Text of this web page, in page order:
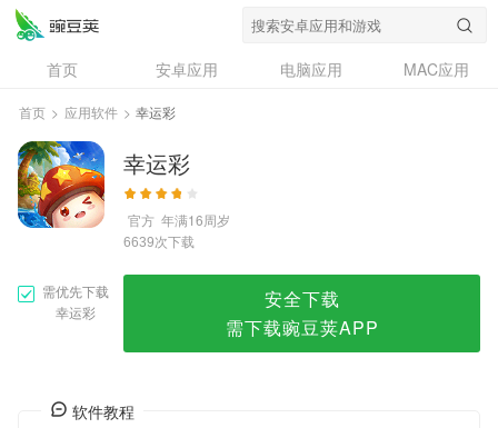
首页 安卓应用 电脑应用
MAC应用
资讯
专题
问答
首页 > 应用软件 > 幸运彩
幸运彩
官方 年满16周岁
6639次下载
需优先下载
幸运彩
安全下载
需下载豌豆荚APP
软件教程